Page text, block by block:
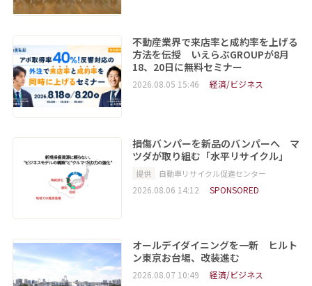
不動産業界で来店率と成約率を上げる
方法を伝授 いえらぶGROUPが8月
18、20日に無料セミナー
2026.08.05 15:46 経済/ビジネス
損傷バンパーを新品のバンパーへ マ
ツダが取り組む「水平リサイクル」
提供 自動車リサイクル促進センター
2026.08.06 14:12 SPONSORED
オールデイダイニングを一新 ヒルト
ン東京お台場、改装進む
2026.08.07 10:49 経済/ビジネス